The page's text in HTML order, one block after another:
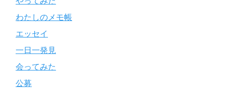
わたしのメモ帳
エッセイ
一日一発見
会ってみた
公募